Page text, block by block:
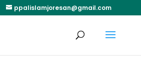
ppalislamjoresan@gmail.com